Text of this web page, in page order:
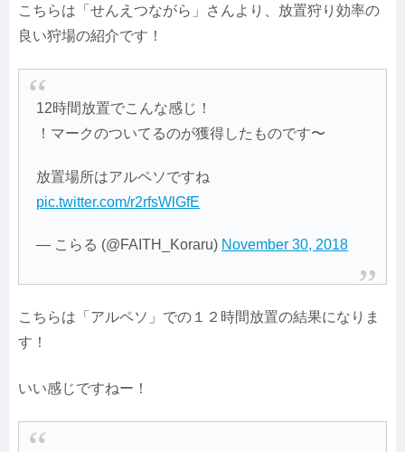
こちらは「せんえつながら」さんより、放置狩り効率の
良い狩場の紹介です！
12時間放置でこんな感じ！
！マークのついてるのが獲得したものです〜
放置場所はアルペソですね
pic.twitter.com/r2rfsWlGfE
— こらる (@FAITH_Koraru) November 30, 2018
こちらは「アルペソ」での１２時間放置の結果になりま
す！
いい感じですねー！